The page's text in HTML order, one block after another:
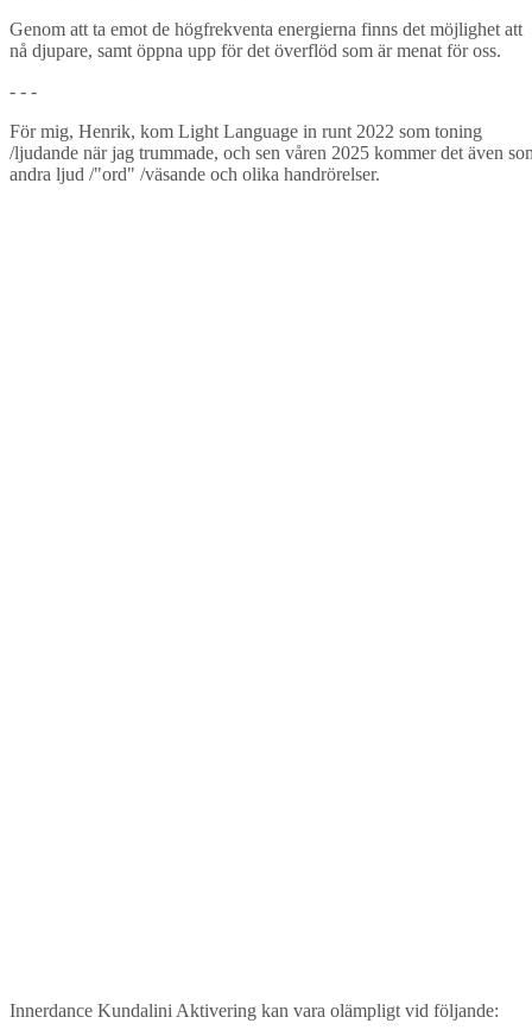
Genom att ta emot de högfrekventa energierna finns det möjlighet att
nå djupare, samt öppna upp för det överflöd som är menat för oss.
- - -
För mig, Henrik, kom Light Language in runt 2022 som toning
/ljudande när jag trummade, och sen våren 2025 kommer det även
andra ljud /"ord" /väsande och olika handrörelser.
Innerdance Kundalini Aktivering kan vara olämpligt vid följande: